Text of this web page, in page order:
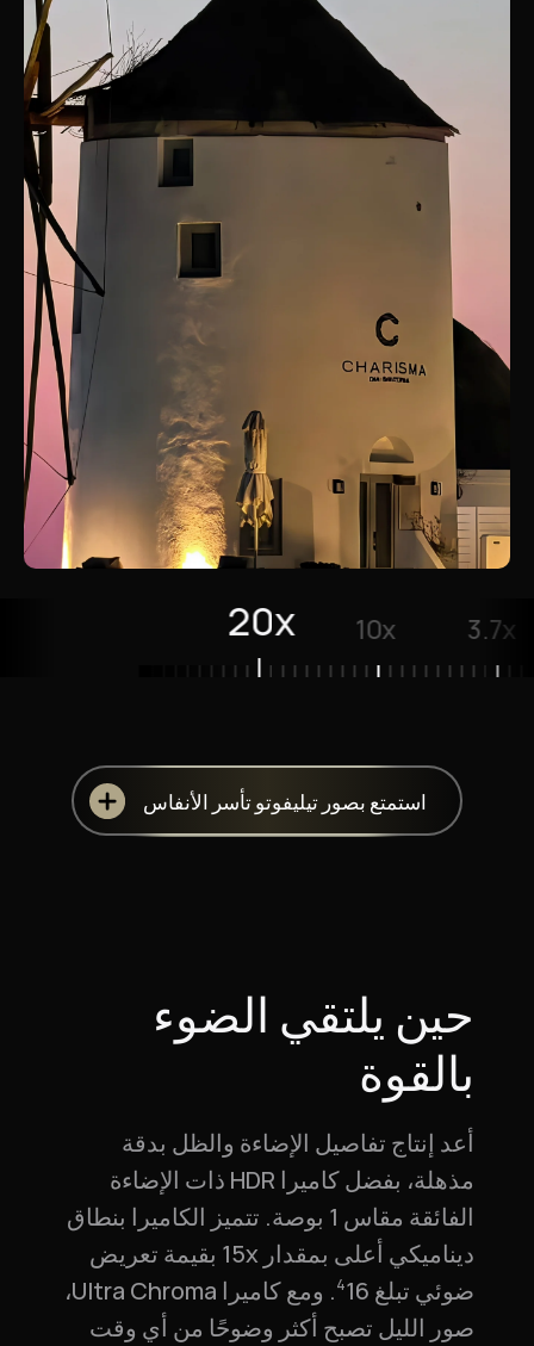
3.7x
10x
20x
استمتع بصور تيليفوتو تأسر الأنفاس
حين يلتقي الضوء
بالقوة
أعد إنتاج تفاصيل الإضاءة والظل بدقة
مذهلة، بفضل كاميرا HDR ذات الإضاءة
الفائقة مقاس 1 بوصة. تتميز الكاميرا بنطاق
ديناميكي أعلى بمقدار 15x بقيمة تعريض
ضوئي تبلغ 16‏
4
. ومع كاميرا Ultra Chroma،
صور الليل تصبح أكثر وضوحًا من أي وقت